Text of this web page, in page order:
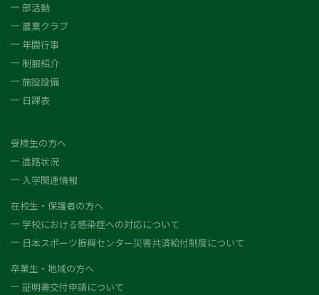
部活動
農業クラブ
年間行事
制服紹介
施設設備
日課表
受検生の方へ
進路状況
入学関連情報
在校生・保護者の方へ
学校における感染症への対応について
日本スポーツ振興センター災害共済給付制度について
卒業生・地域の方へ
証明書交付申請について